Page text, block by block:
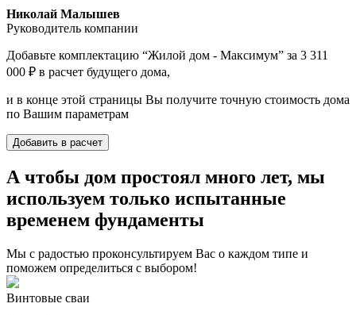
Николай Малышев
Руководитель компании
Добавьте комплектацию “Жилой дом - Максимум” за 3 311
000 ₽ в расчет будущего дома,
и в конце этой страницы Вы получите точную стоимость дома
по Вашим параметрам
Добавить в расчет
А чтобы дом простоял много лет, мы
используем только испытанные
временем фундаменты
Мы с радостью проконсультируем Вас о каждом типе и
поможем определиться с выбором!
Винтовые сваи